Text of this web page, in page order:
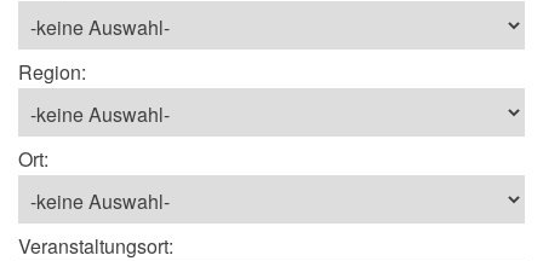
Region:
Ort:
Veranstaltungsort: